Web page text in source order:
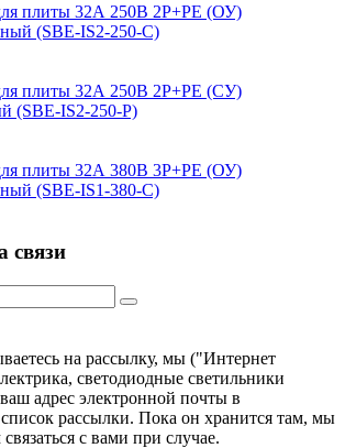
плиты 32А 250В 2P+PE (ОУ)
(SBE-IS2-250-C)
плиты 32А 250В 2P+PE (СУ)
(SBE-IS2-250-P)
плиты 32А 380В 3P+PE (ОУ)
(SBE-IS1-380-C)
связи
на рассылку, мы ("Интернет
светодиодные светильники
адрес электронной почты в
рассылки. Пока он хранится там, мы
с вами при случае.